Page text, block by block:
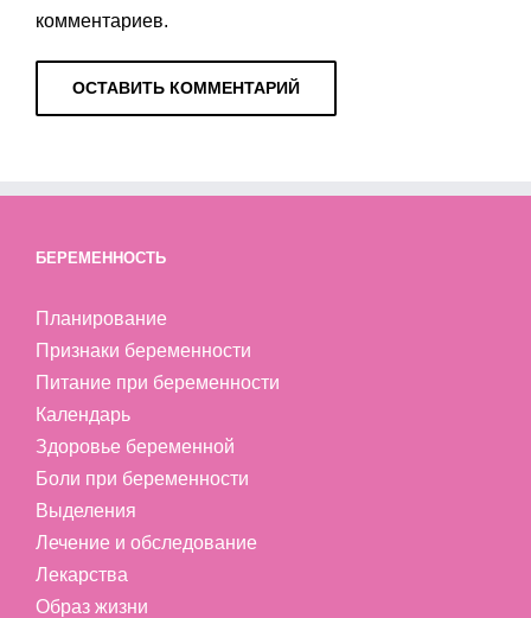
комментариев.
БЕРЕМЕННОСТЬ
Планирование
Признаки беременности
Питание при беременности
Календарь
Здоровье беременной
Боли при беременности
Выделения
Лечение и обследование
Лекарства
Образ жизни